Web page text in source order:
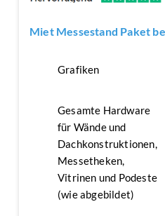
Miet Messestand Paket
Grafiken
Gesamte Hardware
für Wände und
Dachkonstruktionen,
Messetheken,
Vitrinen und Podeste
(wie abgebildet)